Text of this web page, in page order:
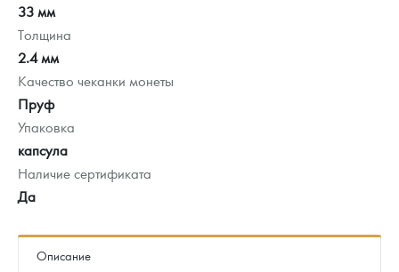
33 мм
Толщина
2.4 мм
Качество чеканки монеты
Пруф
Упаковка
капсула
Наличие сертификата
Да
Описание